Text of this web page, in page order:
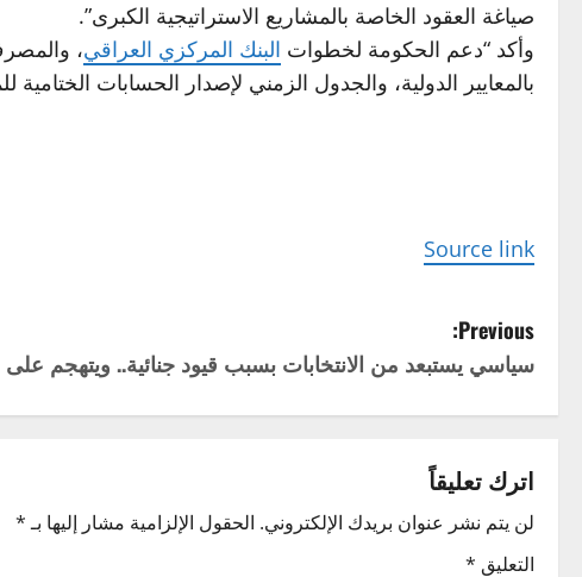
صياغة العقود الخاصة بالمشاريع الاستراتيجية الكبرى”.
وأكد “دعم الحكومة لخطوات البنك المركزي العراقي
بالمعايير الدولية، والجدول الزمني لإصدار الحسابات
Source link
P
o
t
n
Previous:
سياسي يستبعد من الانتخابات بسبب قيود جنائية.. ويتهجم
اترك تعليقاً
لن يتم نشر عنوان بريدك الإلكتروني. الحقول الإلزامية مشار إليها بـ*
التعليق *